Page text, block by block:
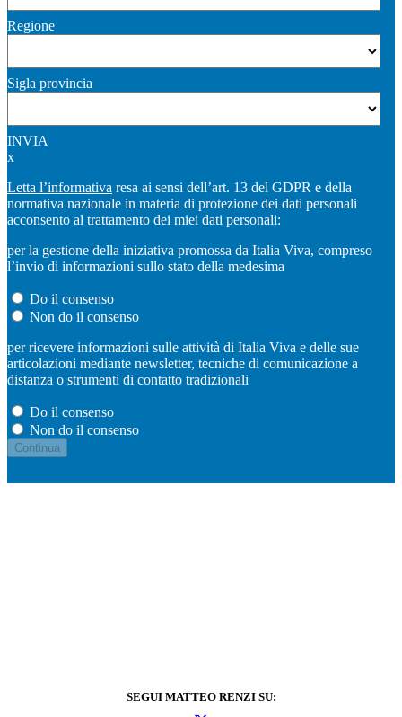
Regione
Sigla provincia
INVIA
x
Letta l’informativa resa ai sensi dell’art. 13 del GDPR e della
normativa nazionale in materia di protezione dei dati personali
acconsento al trattamento dei miei dati personali:
per la gestione della iniziativa promossa da Italia Viva, compreso
l’invio di informazioni sullo stato della medesima
Do il consenso
Non do il consenso
per ricevere informazioni sulle attività di Italia Viva e delle sue
articolazioni mediante newsletter, tecniche di comunicazione a
distanza o strumenti di contatto tradizionali
Do il consenso
Non do il consenso
SEGUI MATTEO RENZI SU: